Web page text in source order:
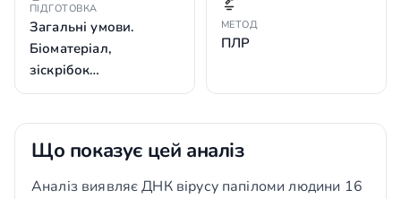
ПІДГОТОВКА
Загальні умови.
Біоматеріал,
зіскрібок…
МЕТОД
ПЛР
Що показує цей аналіз
Аналіз виявляє ДНК вірусу папіломи людини 16